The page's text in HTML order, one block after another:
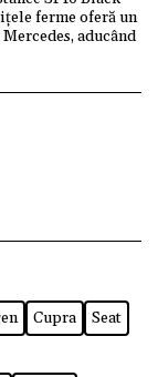
ferme oferă un
aducând
ca fiecare
Cupra
Seat